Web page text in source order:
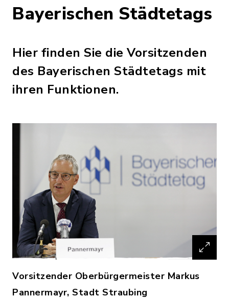
Bayerischen Städtetags
Hier finden Sie die Vorsitzenden
des Bayerischen Städtetags mit
ihren Funktionen.
Vorsitzender Oberbürgermeister Markus
Pannermayr, Stadt Straubing